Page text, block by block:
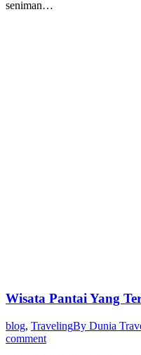
seniman…
Wisata Pantai Yang
blog, TravelingBy Dunia
comment